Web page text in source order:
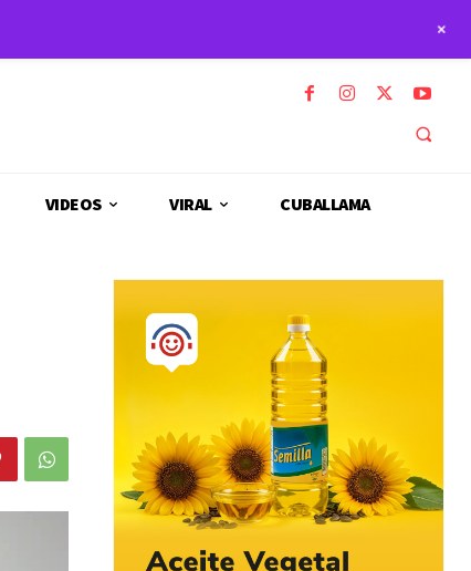
VIDEOS VIRAL CUBALLAMA
+